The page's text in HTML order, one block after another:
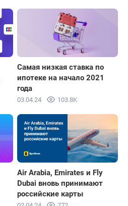
Самая низкая ставка по
ипотеке на начало 2021
года
03.04.24 103.8K
Air Arabia, Emirates и Fly
Dubai вновь принимают
российские карты